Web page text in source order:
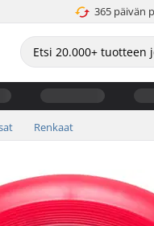
365 päivän
Renkaat